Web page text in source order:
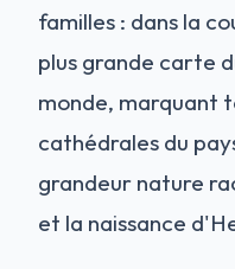
familles : dans la
plus grande carte
monde, marquant
cathédrales du
grandeur nature
et la naissance